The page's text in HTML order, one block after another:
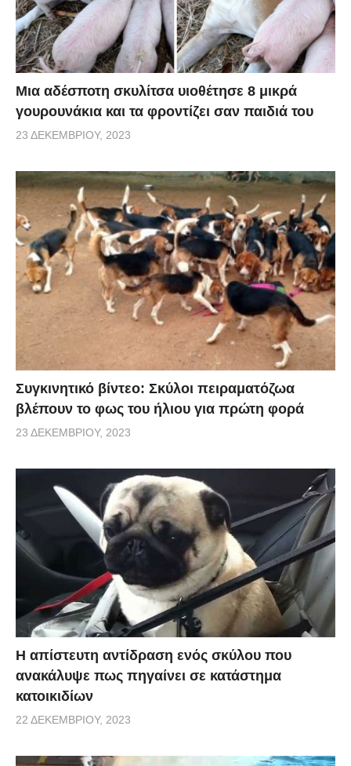
Μια αδέσποτη σκυλίτσα υιοθέτησε 8 μικρά
γουρουνάκια και τα φροντίζει σαν παιδιά του
23 ΔΕΚΕΜΒΡΊΟΥ, 2023
Συγκινητικό βίντεο: Σκύλοι πειραματόζωα
βλέπουν το φως του ήλιου για πρώτη φορά
23 ΔΕΚΕΜΒΡΊΟΥ, 2023
Η απίστευτη αντίδραση ενός σκύλου που
ανακάλυψε πως πηγαίνει σε κατάστημα
κατοικιδίων
22 ΔΕΚΕΜΒΡΊΟΥ, 2023